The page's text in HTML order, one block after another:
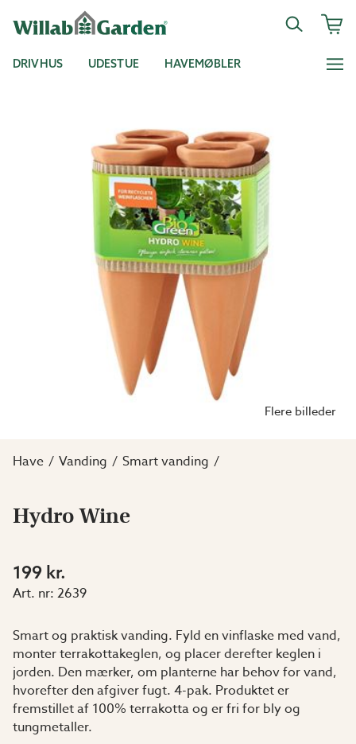
DRIVHUS UDESTUE HAVEMØBLER
Flere billeder
Have Vanding Smart vanding
Hydro Wine
199 kr.
Art. nr: 2639
Smart og praktisk vanding. Fyld en vinflaske med vand,
monter terrakottakeglen, og placer derefter keglen i
jorden. Den mærker, om planterne har behov for vand,
hvorefter den afgiver fugt. 4-pak. Produktet er
fremstillet af 100% terrakotta og er fri for bly og
tungmetaller.